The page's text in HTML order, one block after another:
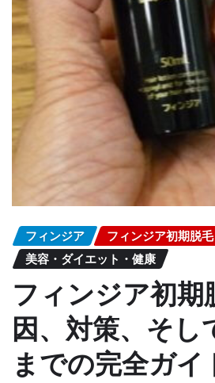
フィンジア
フィンジア初期脱毛
美容・ダイエット・健康
フィンジア初期
因、対策、そし
までの完全ガイ